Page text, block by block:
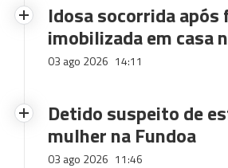
Idosa socorrida após
imobilizada em casa
03 ago 2026 14:11
Detido suspeito de
mulher na Fundoa
03 ago 2026 11:46